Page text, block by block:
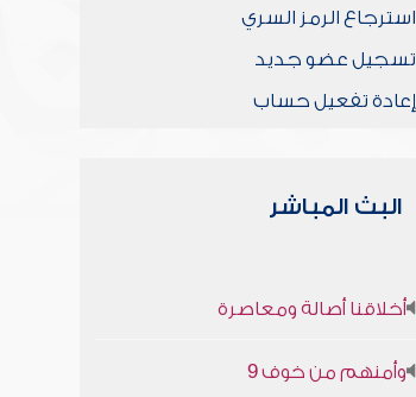
استرجاع الرمز السري
تسجيل عضو جديد
إعادة تفعيل حساب
البث المباشر
أخلاقنا أصالة ومعاصرة
وأمنهم من خوف 9